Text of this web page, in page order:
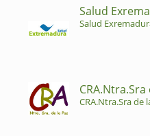
Salud
Salud
CRA.Ntra.Sra
CRA.Ntra.Sra de